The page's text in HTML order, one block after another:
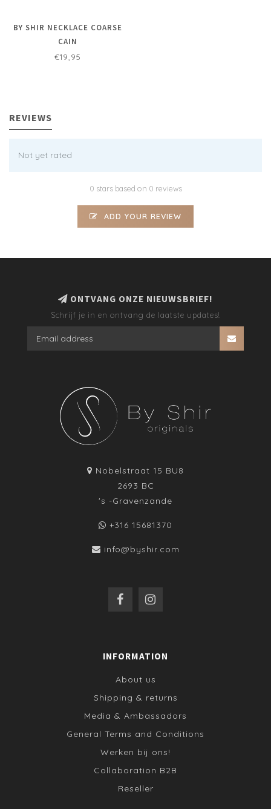
BY SHIR NECKLACE COARSE
CAIN
€19,95
REVIEWS
Not yet rated
0 stars based on 0 reviews
ADD YOUR REVIEW
ONTVANG ONZE NIEUWSBRIEF!
Schrijf je in en ontvang de laatste updates!
Nobelstraat 15 BU8
2693 BC
's -Gravenzande
+316 15681370
info@byshir.com
INFORMATION
About us
Shipping & returns
Media & Ambassadors
General Terms and Conditions
Werken bij ons!
Collaboration B2B
Reseller